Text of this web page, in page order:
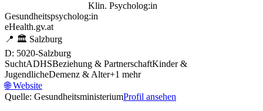
Klin. Psycholog:in
Gesundheitspsycholog:in
eHealth.gv.at
📍 🏛️ Salzburg
D: 5020-Salzburg
SuchtADHSBeziehung & PartnerschaftKinder &
JugendlicheDemenz & Alter+1 mehr
🌐Website
Quelle: GesundheitsministeriumProfil ansehen